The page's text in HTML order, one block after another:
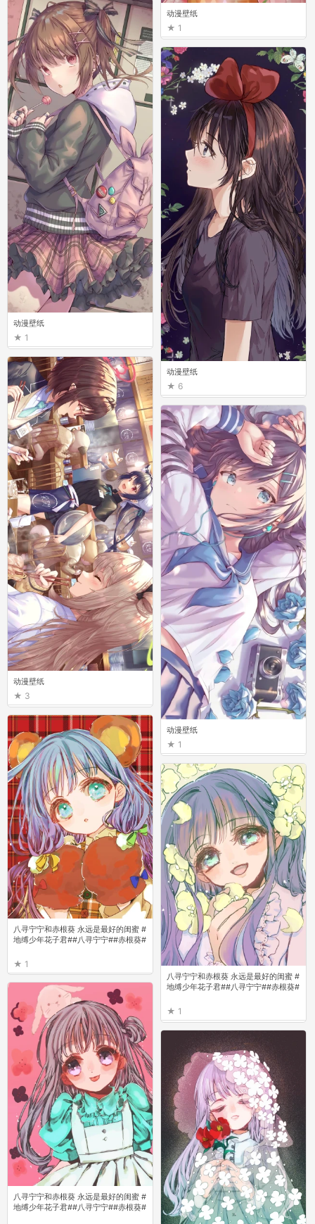
动漫壁纸
1
动漫壁纸
3
动漫壁纸
1
八寻宁宁和赤根葵 永远是最好的闺蜜 #
地缚少年花子君##八寻宁宁##赤根葵#
1
八寻宁宁和赤根葵 永远是最好的闺蜜 #
地缚少年花子君##八寻宁宁##赤根葵#
1
八寻宁宁和赤根葵 永远是最好的闺蜜 #
地缚少年花子君##八寻宁宁##赤根葵#
动漫壁纸
1
动漫壁纸
6